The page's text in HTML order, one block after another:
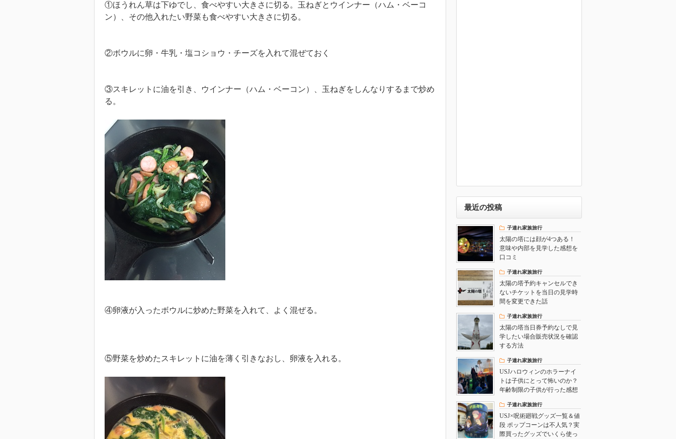
①ほうれん草は下ゆでし、食べやすい大きさに切る。玉ねぎとウインナー（ハム・ベーコ
ン）、その他入れたい野菜も食べやすい大きさに切る。
②ボウルに卵・牛乳・塩コショウ・チーズを入れて混ぜておく
③スキレットに油を引き、ウインナー（ハム・ベーコン）、玉ねぎをしんなりするまで炒め
る。
④卵液が入ったボウルに炒めた野菜を入れて、よく混ぜる。
⑤野菜を炒めたスキレットに油を薄く引きなおし、卵液を入れる。
最近の投稿
子連れ家族旅行
太陽の塔には顔が4つある！
意味や内部を見学した感想を
口コミ
子連れ家族旅行
太陽の塔予約キャンセルでき
ないチケットを当日の見学時
間を変更できた話
子連れ家族旅行
太陽の塔当日券予約なしで見
学したい場合販売状況を確認
する方法
子連れ家族旅行
USJハロウィンのホラーナイ
トは子供にとって怖いのか？
年齢制限の子供が行った感想
子連れ家族旅行
USJ×呪術廻戦グッズ一覧＆値
段 ポップコーンは不人気？実
際買ったグッズでいくら使っ